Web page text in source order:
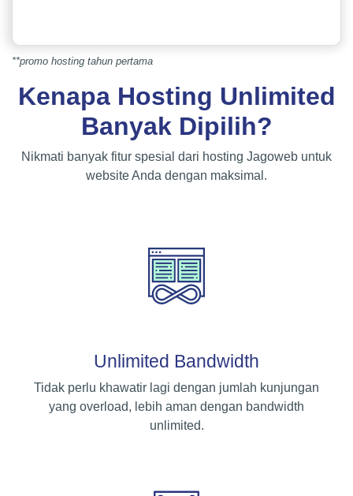
**promo hosting tahun pertama
Kenapa Hosting Unlimited
Banyak Dipilih?
Nikmati banyak fitur spesial dari hosting Jagoweb untuk
website Anda dengan maksimal.
Unlimited Bandwidth
Tidak perlu khawatir lagi dengan jumlah kunjungan
yang overload, lebih aman dengan bandwidth
unlimited.